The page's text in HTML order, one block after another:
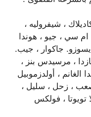
، شيفروليه ،
سي ، جيو ، هوندا
إيسوزو. جاكوار ، جيب.
، مرسيدس بنز ،
، أولدزموبيل
صعب ، زحل ، سليل ،
، فولكس